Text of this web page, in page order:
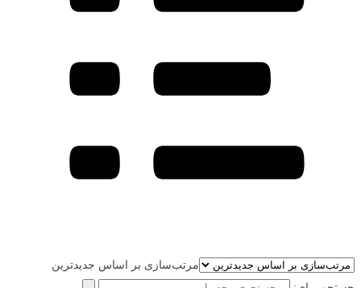
مرتب‌سازی بر اساس جدیدترین